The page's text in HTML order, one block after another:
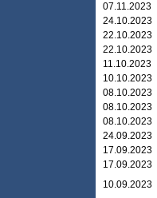
07.11.2023
24.10.2023
22.10.2023
22.10.2023
11.10.2023
10.10.2023
08.10.2023
08.10.2023
08.10.2023
24.09.2023
17.09.2023
17.09.2023
10.09.2023